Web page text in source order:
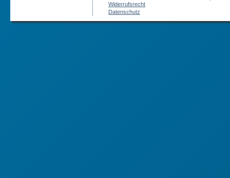
Widerrufsrecht
Datenschutz